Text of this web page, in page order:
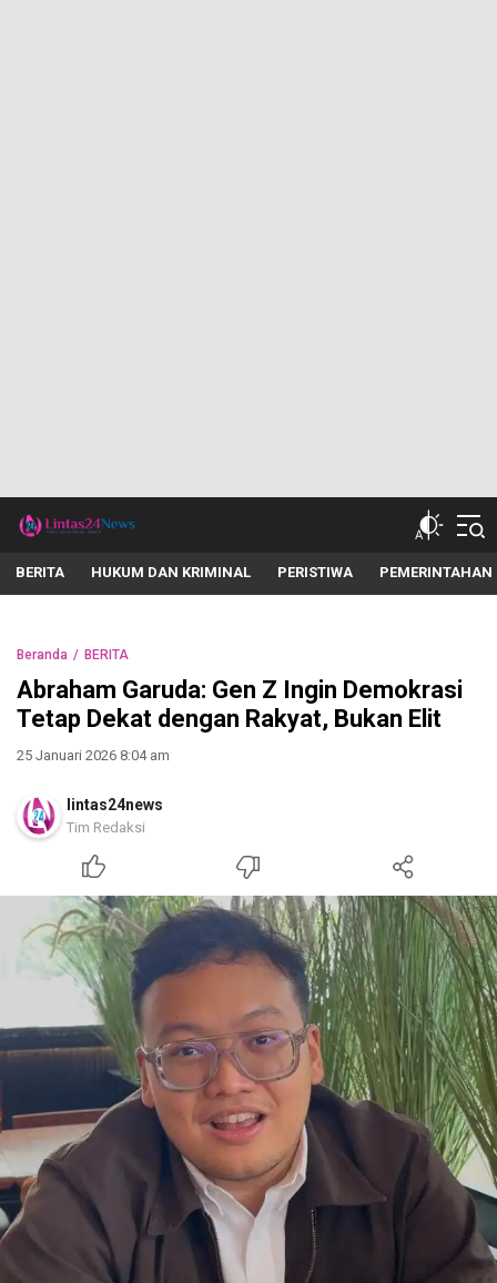
lintas24news.com
Menyingkap Setiap Realita
BERITA HUKUM DAN KRIMINAL PERISTIWA PEMERINTAHAN
Beranda BERITA
Abraham Garuda: Gen Z Ingin Demokrasi
Tetap Dekat dengan Rakyat, Bukan Elit
25 Januari 2026 8:04 am
lintas24news
Tim Redaksi